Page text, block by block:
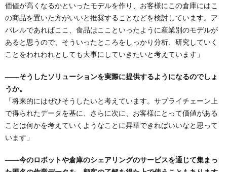
価値が高くなるかといったモデルを作り、お客様にこの倉庫にはこ
の商品を置いた方がいいと推奨することなどを検討しています。ア
パレルであればここ、食品はここといったように産業別のモデルが
あると思うので、そういったところをしっかり分析、研究していく
ことをわれわれとしても大事にしていきたいと考えています」
――そうしたソリューションを実際に提供するようになるのでしょ
うか。
「将来的にはぜひそうしたいと考えています。サプライチェーン上
で得られたデータを基に、さらに次に、お客様にとって価値がある
ことは何かを考えていくようなことに昇華できればいいなと思って
います」
――今のロボットや倉庫のシェアリングのサービスを通じて集まっ